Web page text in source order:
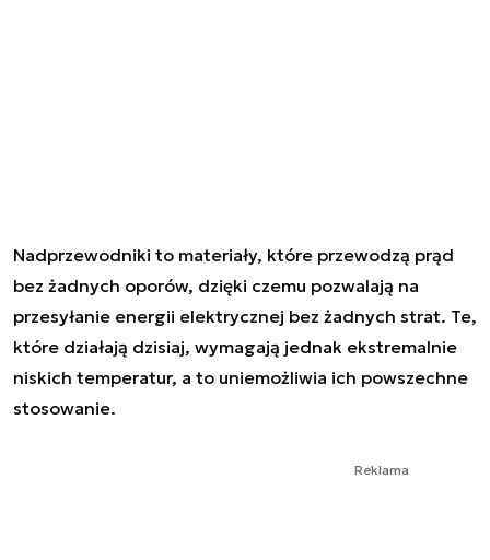
Nadprzewodniki to materiały, które przewodzą prąd
bez żadnych oporów, dzięki czemu pozwalają na
przesyłanie energii elektrycznej bez żadnych strat. Te,
które działają dzisiaj, wymagają jednak ekstremalnie
niskich temperatur, a to uniemożliwia ich powszechne
stosowanie.
Reklama